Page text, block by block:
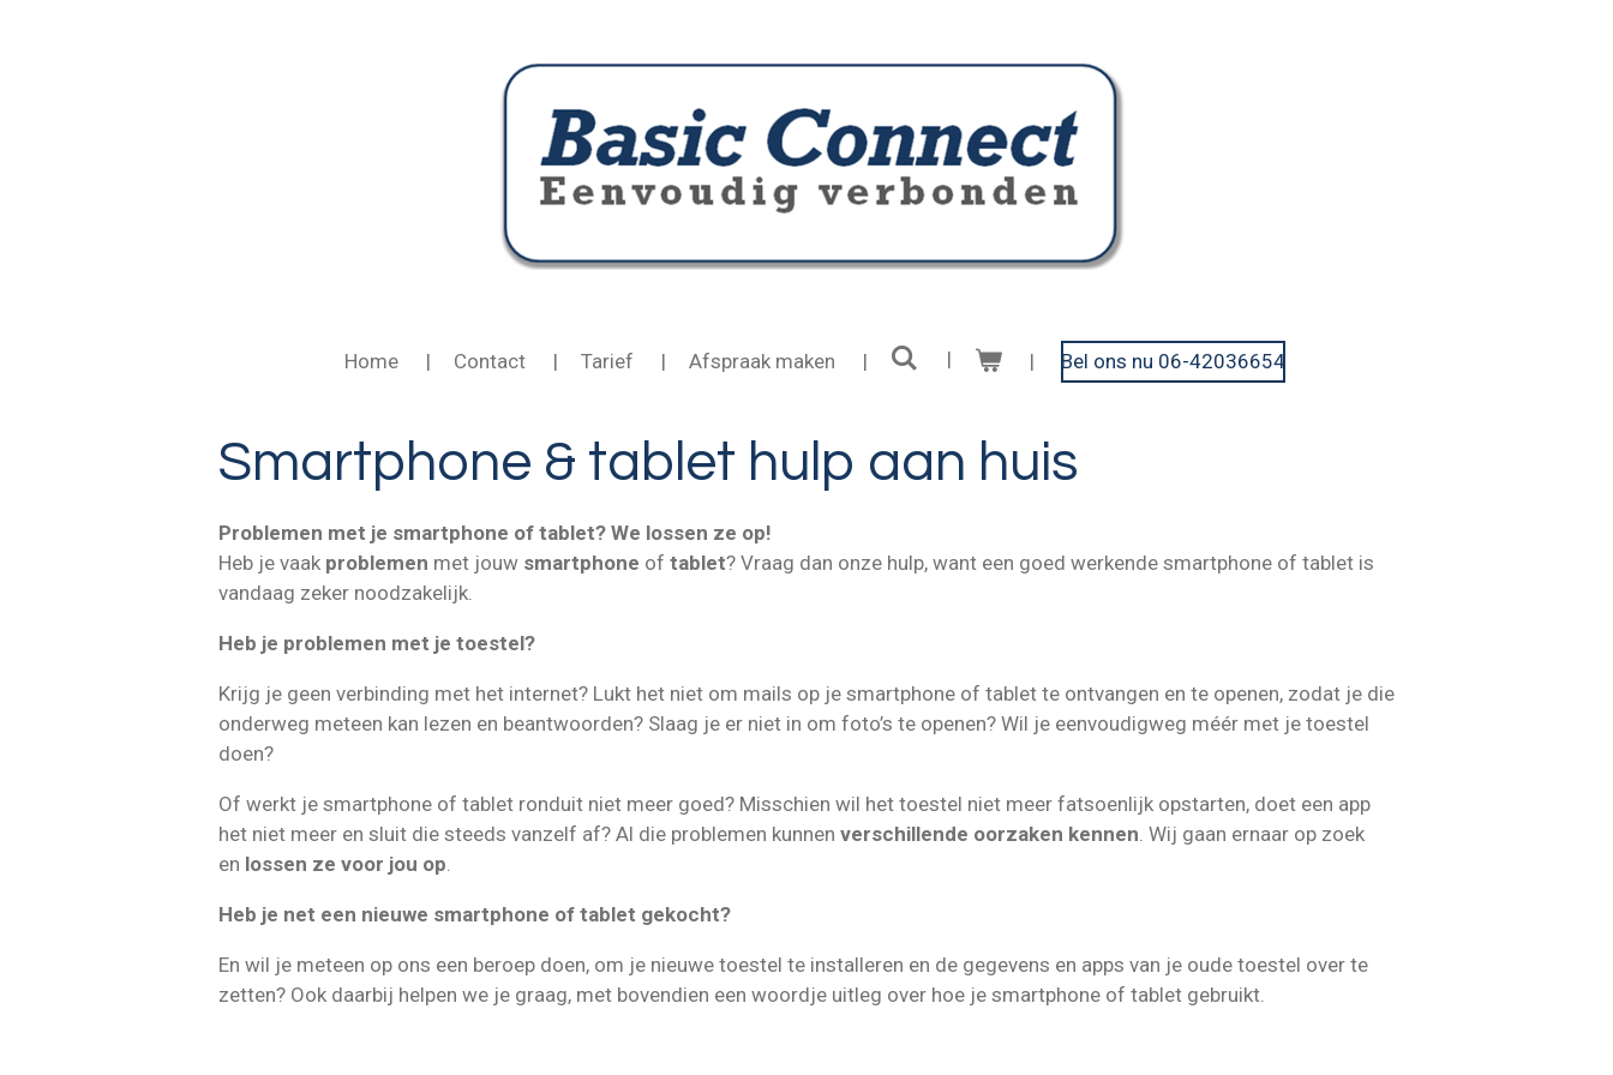
Home Contact Tarief Afspraak maken Bel ons nu 06-42036654
Smartphone & tablet hulp aan huis
Problemen met je smartphone of tablet? We lossen ze op!
Heb je vaak problemen met jouw smartphone of tablet? Vraag dan onze hulp, want een goed werkende smartphone of tablet is
vandaag zeker noodzakelijk.
Heb je problemen met je toestel?
Krijg je geen verbinding met het internet? Lukt het niet om mails op je smartphone of tablet te ontvangen en te openen, zodat je die
onderweg meteen kan lezen en beantwoorden? Slaag je er niet in om foto’s te openen? Wil je eenvoudigweg méér met je toestel
doen?
Of werkt je smartphone of tablet ronduit niet meer goed? Misschien wil het toestel niet meer fatsoenlijk opstarten, doet een app
het niet meer en sluit die steeds vanzelf af? Al die problemen kunnen verschillende oorzaken kennen . Wij gaan ernaar op zoek
en lossen ze voor jou op
Heb je net een nieuwe smartphone of tablet gekocht?
En wil je meteen op ons een beroep doen, om je nieuwe toestel te installeren en de gegevens en apps van je oude toestel over te
zetten? Ook daarbij helpen we je graag, met bovendien een woordje uitleg over hoe je smartphone of tablet gebruikt.